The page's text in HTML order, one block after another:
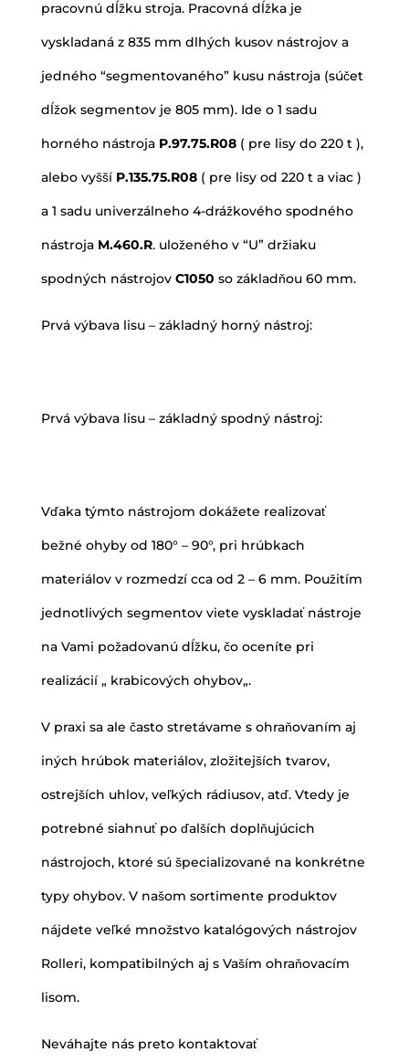
pracovnú dĺžku stroja. Pracovná dĺžka je
vyskladaná z 835 mm dlhých kusov nástrojov a
jedného “segmentovaného” kusu nástroja (súčet
dĺžok segmentov je 805 mm). Ide o 1 sadu
horného nástroja P.97.75.R08( pre lisy do 220 t ),
alebo vyšší P.135.75.R08 ( pre lisy od 220 t a viac )
a 1 sadu univerzálneho 4-drážkového spodného
nástroja M.460.R. uloženého v “U” držiaku
spodných nástrojov C1050 so základňou 60 mm.
Prvá výbava lisu – základný horný nástroj:
Prvá výbava lisu – základný spodný nástroj:
Vďaka týmto nástrojom dokážete realizovať
bežné ohyby od 180° – 90°, pri hrúbkach
materiálov v rozmedzí cca od 2 – 6 mm. Použitím
jednotlivých segmentov viete vyskladať nástroje
na Vami požadovanú dĺžku, čo oceníte pri
realizácií „ krabicových ohybov„.
V praxi sa ale často stretávame s ohraňovaním aj
iných hrúbok materiálov, zložitejších tvarov,
ostrejších uhlov, veľkých rádiusov, atď. Vtedy je
potrebné siahnuť po ďalších doplňujúcich
nástrojoch, ktoré sú špecializované na konkrétne
typy ohybov. V našom sortimente produktov
nájdete veľké množstvo katalógových nástrojov
Rolleri, kompatibilných aj s Vaším ohraňovacím
lisom.
Neváhajte nás preto kontaktovať